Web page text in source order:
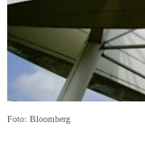
Foto: Bloomberg